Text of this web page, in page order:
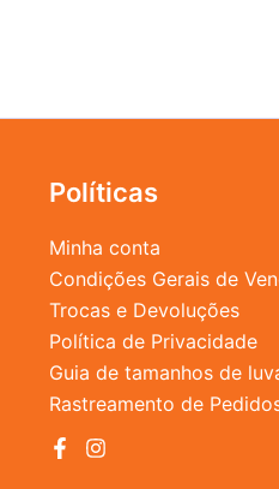
Políticas
Minha conta
Condições Gerais de
Trocas e Devoluções
Política de Privacidade
Guia de tamanhos de
Rastreamento de